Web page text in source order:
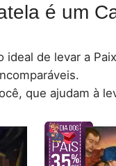
é um
de levar a
que ajudam à